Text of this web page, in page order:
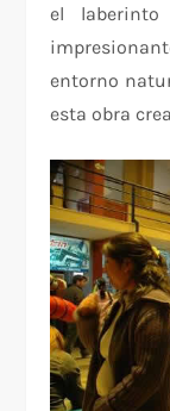
el
entorno
esta obra